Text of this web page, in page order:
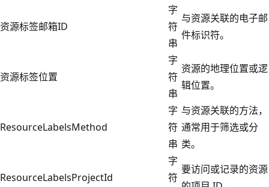
资源标签邮箱ID
字
符
串
与资源关联的电子邮
件标识符。
资源标签位置
字
符
串
资源的地理位置或逻
辑位置。
ResourceLabelsMethod
字
符
串
与资源关联的方法，
通常用于筛选或分
类。
ResourceLabelsProjectId
字
符
要访问或记录的资源